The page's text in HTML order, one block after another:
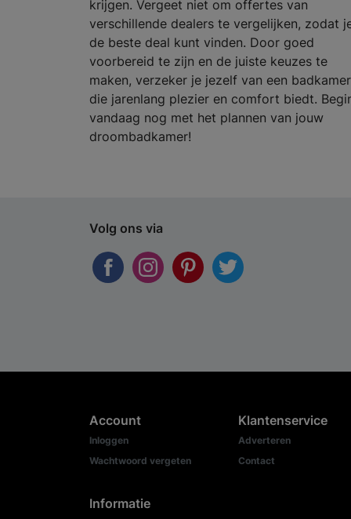
krijgen. Vergeet niet om offertes van
verschillende dealers te vergelijken, zodat
de beste deal kunt vinden. Door goed
voorbereid te zijn en de juiste keuzes te
maken, verzeker je jezelf van een badkamer
die jarenlang plezier en comfort biedt.
vandaag nog met het plannen van jouw
droombadkamer!
Volg ons via
Account
Inloggen
Wachtwoord vergeten
Informatie
Klantenservice
Adverteren
Contact